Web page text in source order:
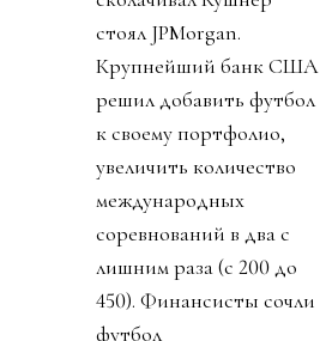
стоял JPMorgan.
Крупнейший банк США
решил добавить футбол
к своему портфолио,
увеличить количество
международных
соревнований в два с
лишним раза (с 200 до
450). Финансисты сочли
футбол